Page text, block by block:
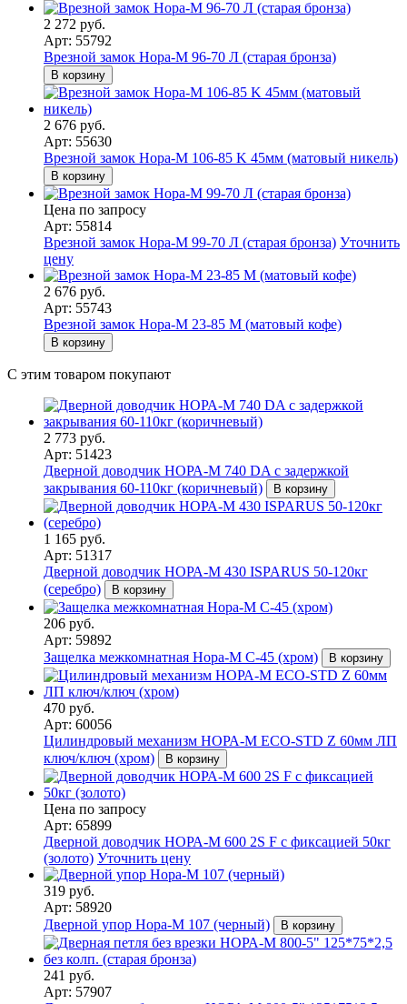
2 272 руб.
Арт: 55792
Врезной замок Нора-М 96-70 Л (старая бронза)
В корзину
2 676 руб.
Арт: 55630
Врезной замок Нора-М 106-85 K 45мм (матовый никель)
В корзину
Цена по запросу
Арт: 55814
Врезной замок Нора-М 99-70 Л (старая бронза) Уточнить
цену
2 676 руб.
Арт: 55743
Врезной замок Нора-М 23-85 М (матовый кофе)
В корзину
С этим товаром покупают
2 773 руб.
Арт: 51423
Дверной доводчик НОРА-M 740 DA с задержкой
закрывания 60-110кг (коричневый)
В корзину
1 165 руб.
Арт: 51317
Дверной доводчик НОРА-M 430 ISPARUS 50-120кг
(серебро)
В корзину
206 руб.
Арт: 59892
Защелка межкомнатная Нора-М С-45 (хром)
В корзину
470 руб.
Арт: 60056
Цилиндровый механизм НОРА-М ЕСО-STD Z 60мм ЛП
ключ/ключ (хром)
В корзину
Цена по запросу
Арт: 65899
Дверной доводчик НОРА-M 600 2S F с фиксацией 50кг
(золото) Уточнить цену
319 руб.
Арт: 58920
Дверной упор Нора-М 107 (черный)
В корзину
241 руб.
Арт: 57907